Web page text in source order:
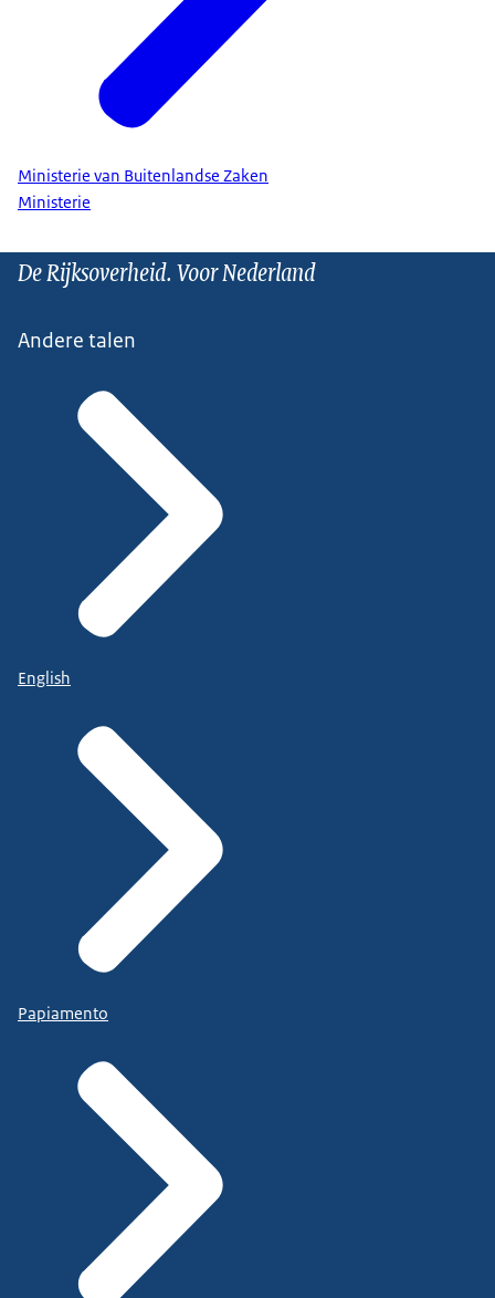
Ministerie van Buitenlandse Zaken
Ministerie
De Rijksoverheid. Voor Nederland
Andere talen
English
Papiamento